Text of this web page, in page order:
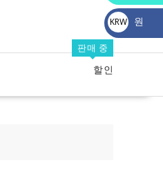
판매 중
할인
$
KRW
₩
원